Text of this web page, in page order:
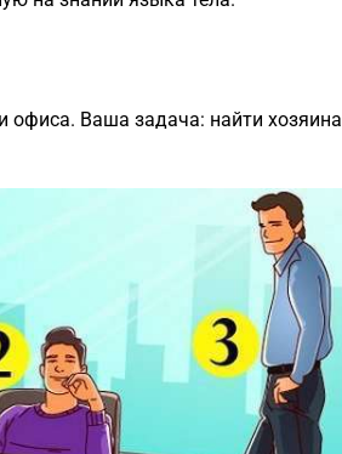
офиса. Ваша задача: найти хозяина